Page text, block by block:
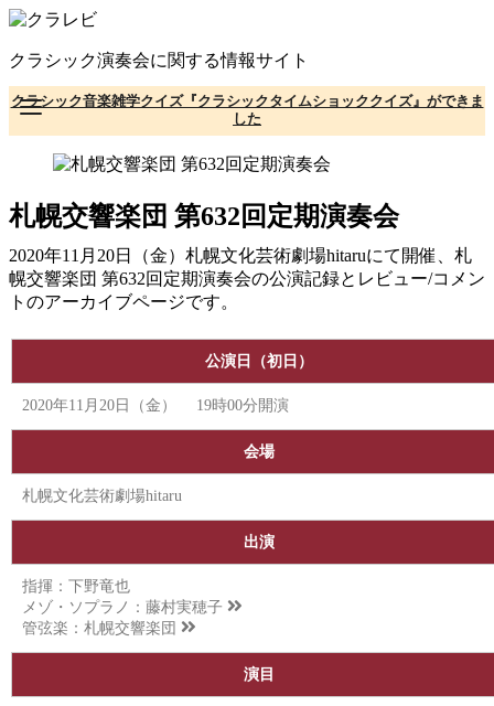
コ
テ
ン
ツ
へ
クラシック演奏会に関する情報サイト
クラシック音楽雑学クイズ『クラシックタイムショッククイズ』ができま
した
札幌交響楽団 第632回定期演奏会
2020年11月20日（金）札幌文化芸術劇場hitaruにて開催、札
幌交響楽団 第632回定期演奏会の公演記録とレビュー/コメン
トのアーカイブページです。
公演日（初日）
2020年11月20日（金） 19時00分開演
会場
札幌文化芸術劇場hitaru
出演
指揮：下野竜也
メゾ・ソプラノ： 藤村実穂子
管弦楽： 札幌交響楽団
演目